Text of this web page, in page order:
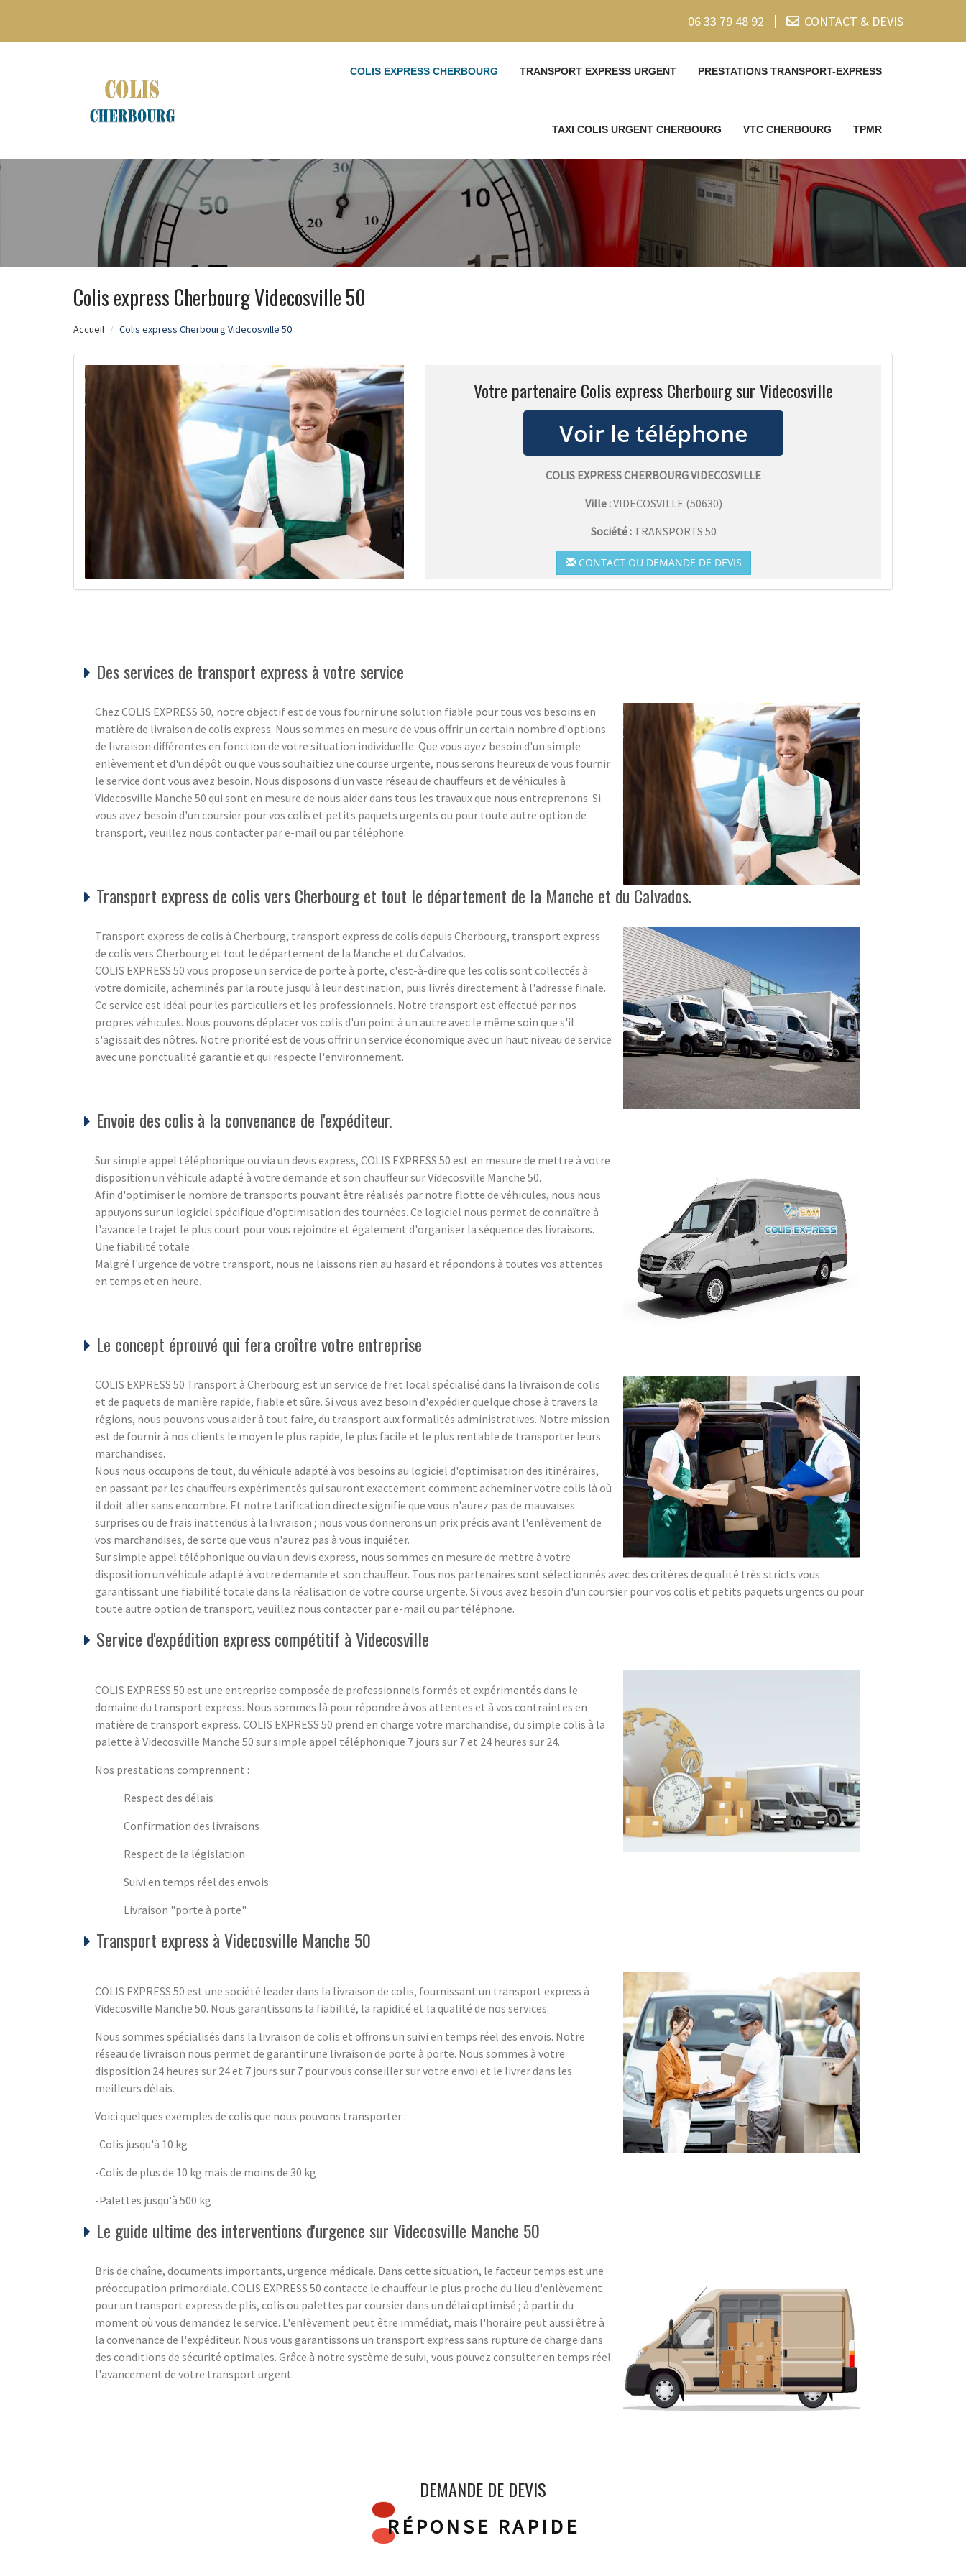
06 33 79 48 92 CONTACT & DEVIS
COLIS EXPRESS CHERBOURG TRANSPORT EXPRESS URGENT PRESTATIONS TRANSPORT-EXPRESS
TAXI COLIS URGENT CHERBOURG VTC CHERBOURG TPMR
Colis express Cherbourg Videcosville 50
Accueil Colis express Cherbourg Videcosville 50
Votre partenaire Colis express Cherbourg sur Videcosville
COLIS EXPRESS CHERBOURG VIDECOSVILLE
Ville :VIDECOSVILLE (50630)
Société : TRANSPORTS 50
CONTACT OU DEMANDE DE DEVIS
Des services de transport express à votre service
Chez COLIS EXPRESS 50, notre objectif est de vous fournir une solution fiable pour tous vos besoins en
matière de livraison de colis express. Nous sommes en mesure de vous offrir un certain nombre d'options
de livraison différentes en fonction de votre situation individuelle. Que vous ayez besoin d'un simple
enlèvement et d'un dépôt ou que vous souhaitiez une course urgente, nous serons heureux de vous fournir
le service dont vous avez besoin. Nous disposons d'un vaste réseau de chauffeurs et de véhicules à
Videcosville Manche 50 qui sont en mesure de nous aider dans tous les travaux que nous entreprenons. Si
vous avez besoin d'un coursier pour vos colis et petits paquets urgents ou pour toute autre option de
transport, veuillez nous contacter par e-mail ou par téléphone.
Transport express de colis vers Cherbourg et tout le département de la Manche et du Calvados.
Transport express de colis à Cherbourg, transport express de colis depuis Cherbourg, transport express
de colis vers Cherbourg et tout le département de la Manche et du Calvados.
COLIS EXPRESS 50 vous propose un service de porte à porte, c'est-à-dire que les colis sont collectés à
votre domicile, acheminés par la route jusqu'à leur destination, puis livrés directement à l'adresse finale.
Ce service est idéal pour les particuliers et les professionnels. Notre transport est effectué par nos
propres véhicules. Nous pouvons déplacer vos colis d'un point à un autre avec le même soin que s'il
s'agissait des nôtres. Notre priorité est de vous offrir un service économique avec un haut niveau de service
avec une ponctualité garantie et qui respecte l'environnement.
Envoie des colis à la convenance de l'expéditeur.
Sur simple appel téléphonique ou via un devis express, COLIS EXPRESS 50 est en mesure de mettre à votre
disposition un véhicule adapté à votre demande et son chauffeur sur Videcosville Manche 50.
Afin d'optimiser le nombre de transports pouvant être réalisés par notre flotte de véhicules, nous nous
appuyons sur un logiciel spécifique d'optimisation des tournées. Ce logiciel nous permet de connaître à
l'avance le trajet le plus court pour vous rejoindre et également d'organiser la séquence des livraisons.
Une fiabilité totale :
Malgré l'urgence de votre transport, nous ne laissons rien au hasard et répondons à toutes vos attentes
en temps et en heure.
Le concept éprouvé qui fera croître votre entreprise
COLIS EXPRESS 50 Transport à Cherbourg est un service de fret local spécialisé dans la livraison de colis
et de paquets de manière rapide, fiable et sûre. Si vous avez besoin d'expédier quelque chose à travers la
régions, nous pouvons vous aider à tout faire, du transport aux formalités administratives. Notre mission
est de fournir à nos clients le moyen le plus rapide, le plus facile et le plus rentable de transporter leurs
marchandises.
Nous nous occupons de tout, du véhicule adapté à vos besoins au logiciel d'optimisation des itinéraires,
en passant par les chauffeurs expérimentés qui sauront exactement comment acheminer votre colis là où
il doit aller sans encombre. Et notre tarification directe signifie que vous n'aurez pas de mauvaises
surprises ou de frais inattendus à la livraison ; nous vous donnerons un prix précis avant l'enlèvement de
vos marchandises, de sorte que vous n'aurez pas à vous inquiéter.
Sur simple appel téléphonique ou via un devis express, nous sommes en mesure de mettre à votre
disposition un véhicule adapté à votre demande et son chauffeur. Tous nos partenaires sont sélectionnés avec des critères de qualité très stricts vous
garantissant une fiabilité totale dans la réalisation de votre course urgente. Si vous avez besoin d'un coursier pour vos colis et petits paquets urgents ou pour
toute autre option de transport, veuillez nous contacter par e-mail ou par téléphone.
Service d'expédition express compétitif à Videcosville
COLIS EXPRESS 50 est une entreprise composée de professionnels formés et expérimentés dans le
domaine du transport express. Nous sommes là pour répondre à vos attentes et à vos contraintes en
matière de transport express. COLIS EXPRESS 50 prend en charge votre marchandise, du simple colis à la
palette à Videcosville Manche 50 sur simple appel téléphonique 7 jours sur 7 et 24 heures sur 24.
Nos prestations comprennent :
Respect des délais
Confirmation des livraisons
Respect de la législation
Suivi en temps réel des envois
Livraison "porte à porte"
Transport express à Videcosville Manche 50
COLIS EXPRESS 50 est une société leader dans la livraison de colis, fournissant un transport express à
Videcosville Manche 50. Nous garantissons la fiabilité, la rapidité et la qualité de nos services.
Nous sommes spécialisés dans la livraison de colis et offrons un suivi en temps réel des envois. Notre
réseau de livraison nous permet de garantir une livraison de porte à porte. Nous sommes à votre
disposition 24 heures sur 24 et 7 jours sur 7 pour vous conseiller sur votre envoi et le livrer dans les
meilleurs délais.
Voici quelques exemples de colis que nous pouvons transporter :
-Colis jusqu'à 10 kg
-Colis de plus de 10 kg mais de moins de 30 kg
-Palettes jusqu'à 500 kg
Le guide ultime des interventions d'urgence sur Videcosville Manche 50
Bris de chaîne, documents importants, urgence médicale. Dans cette situation, le facteur temps est une
préoccupation primordiale. COLIS EXPRESS 50 contacte le chauffeur le plus proche du lieu d'enlèvement
pour un transport express de plis, colis ou palettes par coursier dans un délai optimisé ; à partir du
moment où vous demandez le service. L'enlèvement peut être immédiat, mais l'horaire peut aussi être à
la convenance de l'expéditeur. Nous vous garantissons un transport express sans rupture de charge dans
des conditions de sécurité optimales. Grâce à notre système de suivi, vous pouvez consulter en temps réel
l'avancement de votre transport urgent.
DEMANDE DE DEVIS
RÉPONSE RAPIDE